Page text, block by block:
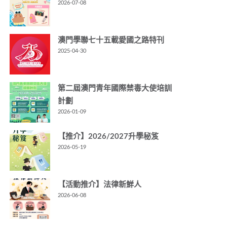
2026-07-08
澳門學聯七十五載愛國之路特刊
2025-04-30
第二屆澳門青年國際禁毒大使培訓
計劃
2026-01-09
【推介】2026/2027升學秘笈
2026-05-19
【活動推介】法律新鮮人
2026-06-08